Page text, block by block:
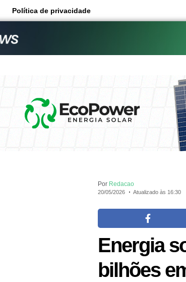
Política de privacidade
Por Redacao
20/05/2026 Atualizado às 16:30
Energia
bilhões